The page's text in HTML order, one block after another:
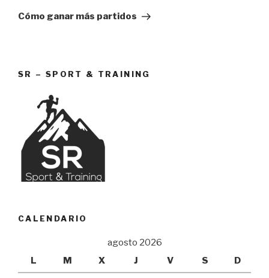
entrada
Cómo ganar más partidos
SR – SPORT & TRAINING
CALENDARIO
agosto 2026
L
M X J V S D